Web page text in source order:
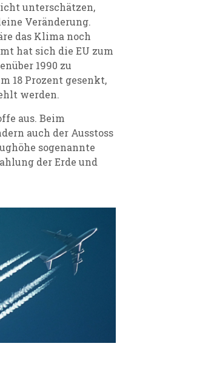
unterschätzen,
Veränderung.
das Klima noch
hat sich die EU zum
1990 zu
18 Prozent gesenkt,
werden.
aus. Beim
auch der Ausstoss
sogenannte
der Erde und